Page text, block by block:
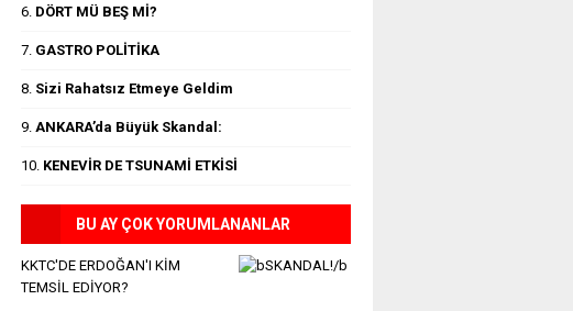
6. DÖRT MÜ BEŞ Mİ?
7. GASTRO POLİTİKA
8. Sizi Rahatsız Etmeye Geldim
9. ANKARA’da Büyük Skandal:
10. KENEVİR DE TSUNAMİ ETKİSİ
BU AY ÇOK YORUMLANANLAR
KKTC'DE ERDOĞAN'I KİM
TEMSİL EDİYOR?